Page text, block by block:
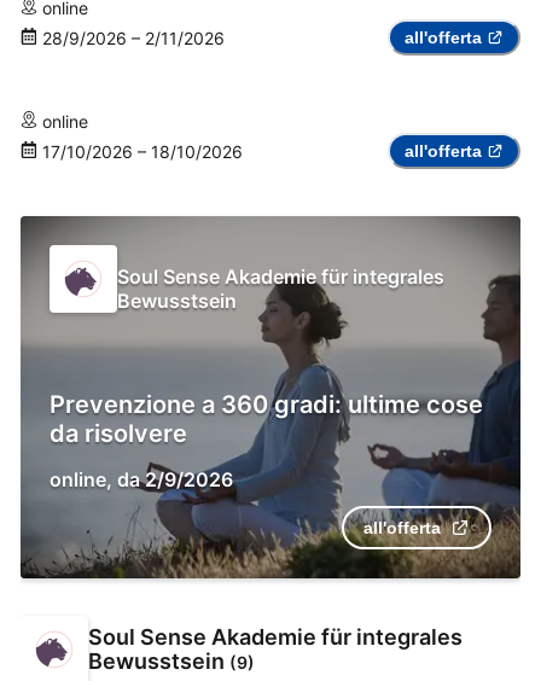
online
28/9/2026 – 2/11/2026 all'offerta
online
17/10/2026 – 18/10/2026 all'offerta
Soul Sense Akademie für integrales
Bewusstsein
Prevenzione a 360 gradi: ultime cose
da risolvere
online, da 2/9/2026
all'offerta
Soul Sense Akademie für integrales
Bewusstsein (9)